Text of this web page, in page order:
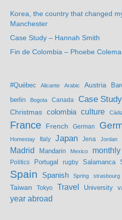
Korea, the country that changed
Manchester
Case Study – Hannah Smith
Fin de Colombia – Phoebe
#Québec Alicante Arabic Austria
berlin Bogota Canada Case Study
Christmas colombia culture
France French German
Homestay Italy Japan Jena Jordan
Madrid Mandarin Mexico
Politics Portugal rugby Salamanca
Spain Spanish Spring strasbourg
Taiwan
Tokyo Travel University
year abroad